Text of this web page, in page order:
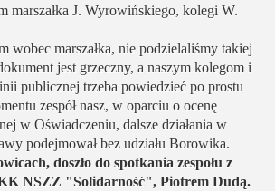
marszałka J. Wyrowińskiego, kolegi W.
wobec marszałka, nie podzielaliśmy takiej
jest grzeczny, a naszym kolegom i
publicznej trzeba powiedzieć po prostu
zespół nasz, w oparciu o ocenę
w Oświadczeniu, dalsze działania w
podejmował bez udziału Borowika.
doszło do spotkania zespołu z
NSZZ "Solidarność", Piotrem Dudą.